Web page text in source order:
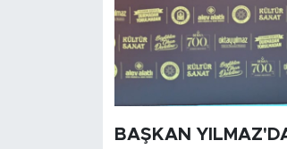
BAŞKAN